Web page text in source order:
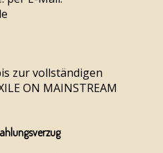
zur vollständigen
ON MAINSTREAM